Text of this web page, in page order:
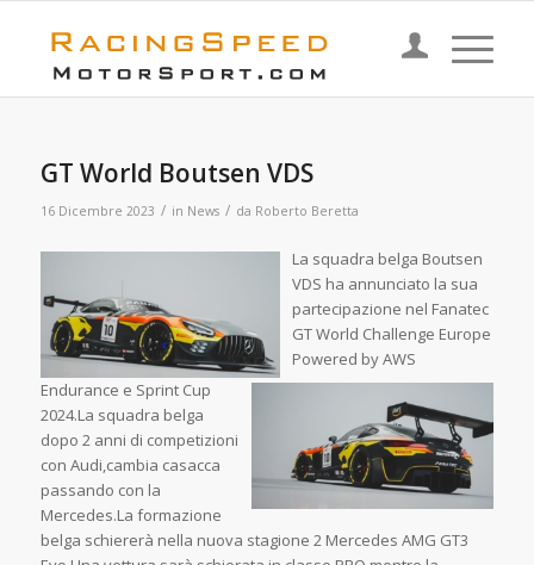
GT World Boutsen VDS
16 Dicembre 2023 / in News / da Roberto Beretta
La squadra belga Boutsen
VDS ha annunciato la sua
partecipazione nel Fanatec
GT World Challenge Europe
Powered by AWS
Endurance e Sprint Cup
2024.La squadra belga
dopo 2 anni di competizioni
con Audi,cambia casacca
passando con la
Mercedes.La formazione
belga schiererà nella nuova stagione 2 Mercedes AMG GT3